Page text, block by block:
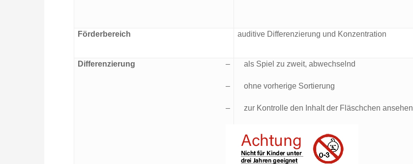
Förderbereich auditive Differenzierung und Konzentration
Differenzierung – als Spiel zu zweit, abwechselnd
– ohne vorherige Sortierung
– zur Kontrolle den Inhalt der Fläschchen ansehen